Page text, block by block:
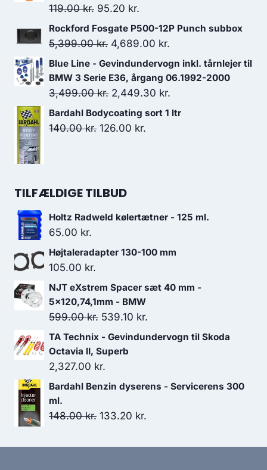
var:
3,199.00 kr..3,039.05 kr..
119.00kr. Den
oprindelige
pris
119.00 kr..
95.20 kr.
aktuelle
pris
95.20 kr..
Rockford Fosgate P500-12P Punch subbox
5,399.00kr. Den
oprindelige
pris
var:
5,399.00 kr..
4,689.00 kr.
aktuelle
pris
4,689.00 kr..
Blue Line - Gevindundervogn inkl. tårnlejer til
BMW 3 Serie E36, årgang 06.1992-2000
3,499.00kr. Den
oprindelige
pris
2,449.30 kr.
aktuelle
Bardahl Bodycoating sort 1 ltr
140.00kr. Den
140.00 kr..
126.00 kr.
TILFÆLDIGE TILBUD
Holtz Radweld kølertætner - 125 ml.
65.00 kr.
Højtaleradapter 130-100 mm
105.00 kr.
NJT eXstrem Spacer sæt 40 mm -
5x120,74,1mm - BMW
599.00kr. Den
oprindelige
pris
var:
599.00 kr..
539.10 kr.
aktuelle
539.10 kr..
TA Technix - Gevindundervogn til Skoda
Octavia II, Superb
2,327.00 kr.
Bardahl Benzin dyserens - Servicerens 300
ml.
148.00kr. Den
pris
133.20 kr.
pris